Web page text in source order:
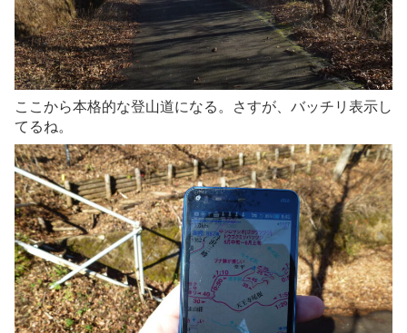
ここから本格的な登山道になる。さすが、バッチリ表示し
てるね。